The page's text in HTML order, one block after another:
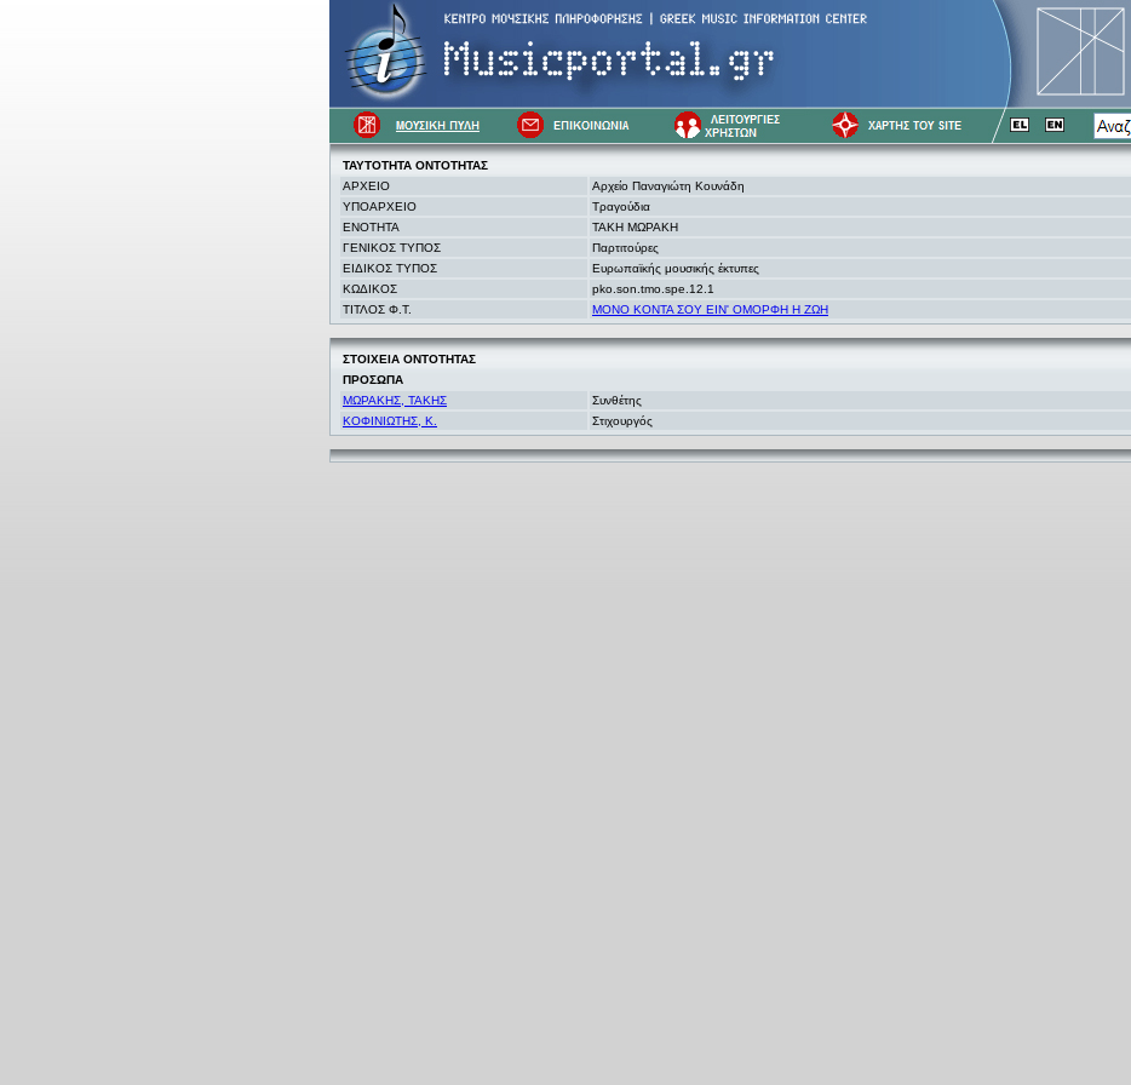
ΤΑΥΤΟΤΗΤΑ ΟΝΤΟΤΗΤΑΣ
ΑΡΧΕΙΟ
Αρχείο Παναγιώτη Κουνάδη
ΥΠΟΑΡΧΕΙΟ
Τραγούδια
ΕΝΟΤΗΤΑ
ΤΑΚΗ ΜΩΡΑΚΗ
ΓΕΝΙΚΟΣ ΤΥΠΟΣ
Παρτιτούρες
ΕΙΔΙΚΟΣ ΤΥΠΟΣ
Ευρωπαϊκής μουσικής έκτυπες
ΚΩΔΙΚΟΣ
pko.son.tmo.spe.12.1
ΤΙΤΛΟΣ Φ.Τ.
ΜΟΝΟ ΚΟΝΤΑ ΣΟΥ ΕΙΝ' ΟΜΟΡΦΗ Η ΖΩΗ
ΣΤΟΙΧΕΙΑ ΟΝΤΟΤΗΤΑΣ
ΠΡΟΣΩΠΑ
ΜΩΡΑΚΗΣ, ΤΑΚΗΣ
Συνθέτης
ΚΟΦΙΝΙΩΤΗΣ, Κ.
Στιχουργός